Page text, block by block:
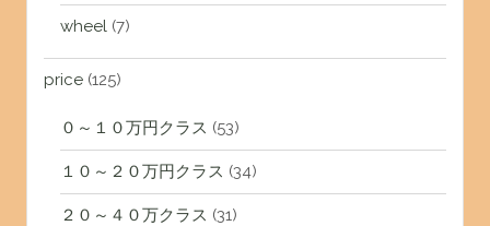
wheel(7)
price(125)
０～１０万円クラス (53)
１０～２０万円クラス (34)
２０～４０万クラス (31)